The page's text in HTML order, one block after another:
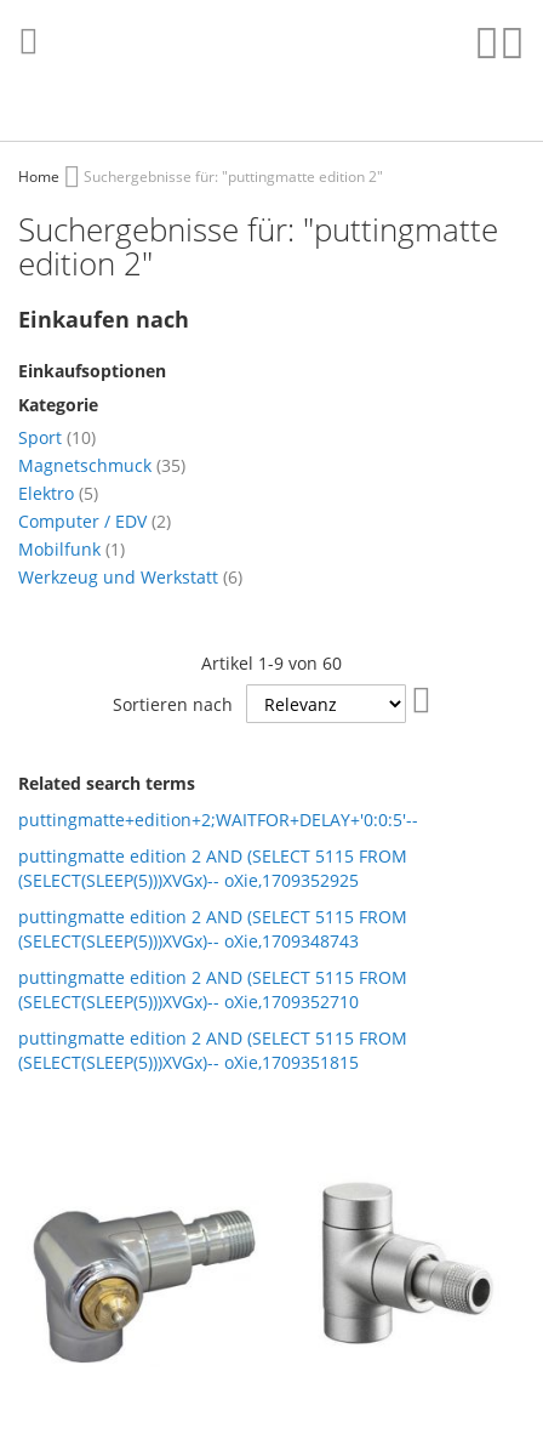
zum
Inhalt
Home Suchergebnisse für: "puttingmatte edition 2"
Suchergebnisse für: "puttingmatte
edition 2"
Artikel 1-9 von 60
Sortieren nach
Related search terms
puttingmatte+edition+2;WAITFOR+DELAY+'0:0:5'--
puttingmatte edition 2 AND (SELECT 5115 FROM
(SELECT(SLEEP(5)))XVGx)-- oXie,1709352925
puttingmatte edition 2 AND (SELECT 5115 FROM
(SELECT(SLEEP(5)))XVGx)-- oXie,1709348743
puttingmatte edition 2 AND (SELECT 5115 FROM
(SELECT(SLEEP(5)))XVGx)-- oXie,1709352710
puttingmatte edition 2 AND (SELECT 5115 FROM
(SELECT(SLEEP(5)))XVGx)-- oXie,1709351815
Einkaufen nach
Einkaufsoptionen
Kategorie
Sport 10Artikel
Magnetschmuck 35Artikel
Elektro 5Artikel
Computer / EDV 2Artikel
Mobilfunk 1Artikel
Werkzeug und Werkstatt 6Artikel